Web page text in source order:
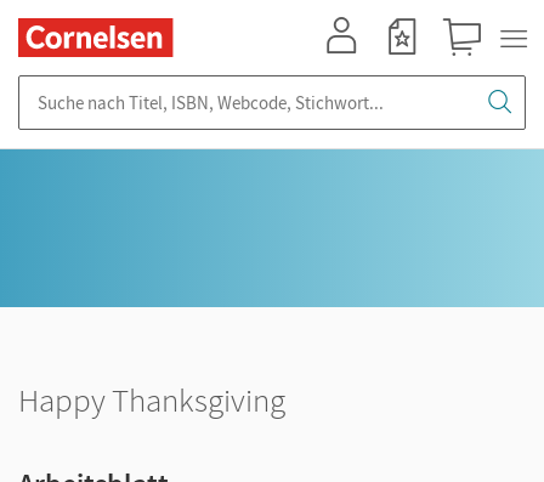
Happy Thanksgiving